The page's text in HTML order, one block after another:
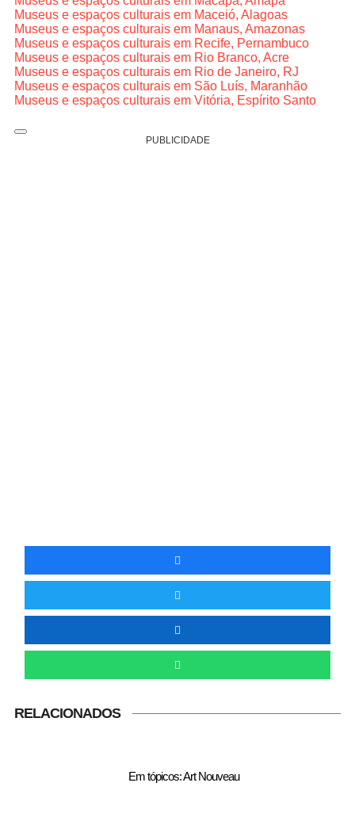
Museus e espaços culturais em Maceió, Alagoas
Museus e espaços culturais em Manaus, Amazonas
Museus e espaços culturais em Recife, Pernambuco
Museus e espaços culturais em Rio Branco, Acre
Museus e espaços culturais em Rio de Janeiro, RJ
Museus e espaços culturais em São Luís, Maranhão
Museus e espaços culturais em Vitória, Espírito Santo
PUBLICIDADE
RELACIONADOS
Em tópicos: Art Nouveau